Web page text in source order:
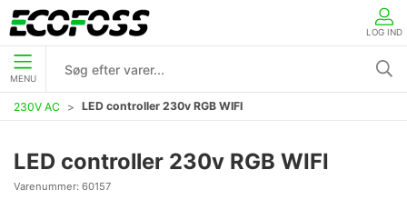
LOG IND
MENU
230V AC LED controller 230v RGB WIFI
LED controller 230v RGB WIFI
Varenummer: 60157